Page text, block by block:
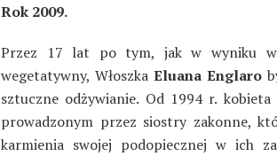
Rok 2009.
Przez 17 lat po tym, jak w wyniku
wegetatywny, Włoszka Eluana Englaro
sztuczne odżywianie. Od 1994 r.
prowadzonym przez siostry zakonne,
karmienia swojej podopiecznej w ich